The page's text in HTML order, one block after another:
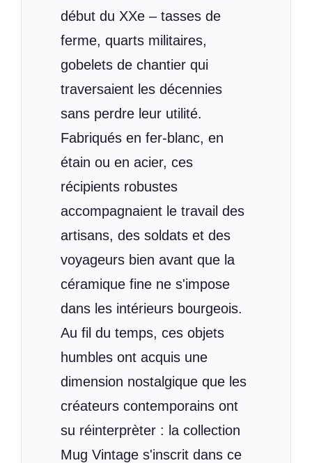
début du XXe – tasses de
ferme, quarts militaires,
gobelets de chantier qui
traversaient les décennies
sans perdre leur utilité.
Fabriqués en fer-blanc, en
étain ou en acier, ces
récipients robustes
accompagnaient le travail des
artisans, des soldats et des
voyageurs bien avant que la
céramique fine ne s'impose
dans les intérieurs bourgeois.
Au fil du temps, ces objets
humbles ont acquis une
dimension nostalgique que les
créateurs contemporains ont
su réinterprèter : la collection
Mug Vintage s'inscrit dans ce